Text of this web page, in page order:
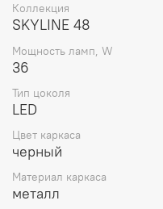
Коллекция
SKYLINE 48
Мощность ламп, W
36
Тип цоколя
LED
Цвет каркаса
черный
Материал каркаса
металл